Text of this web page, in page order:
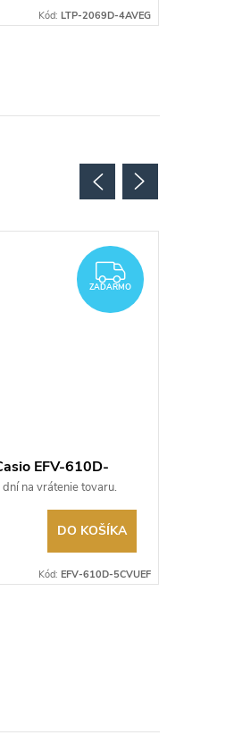
Kód: LTP-2069D-4AVEG
ZADARMO
ZADARMO
EFV-610D-
na vrátenie tovaru.
predajca.
DO KOŠÍKA
Kód: EFV-610D-5CVUEF